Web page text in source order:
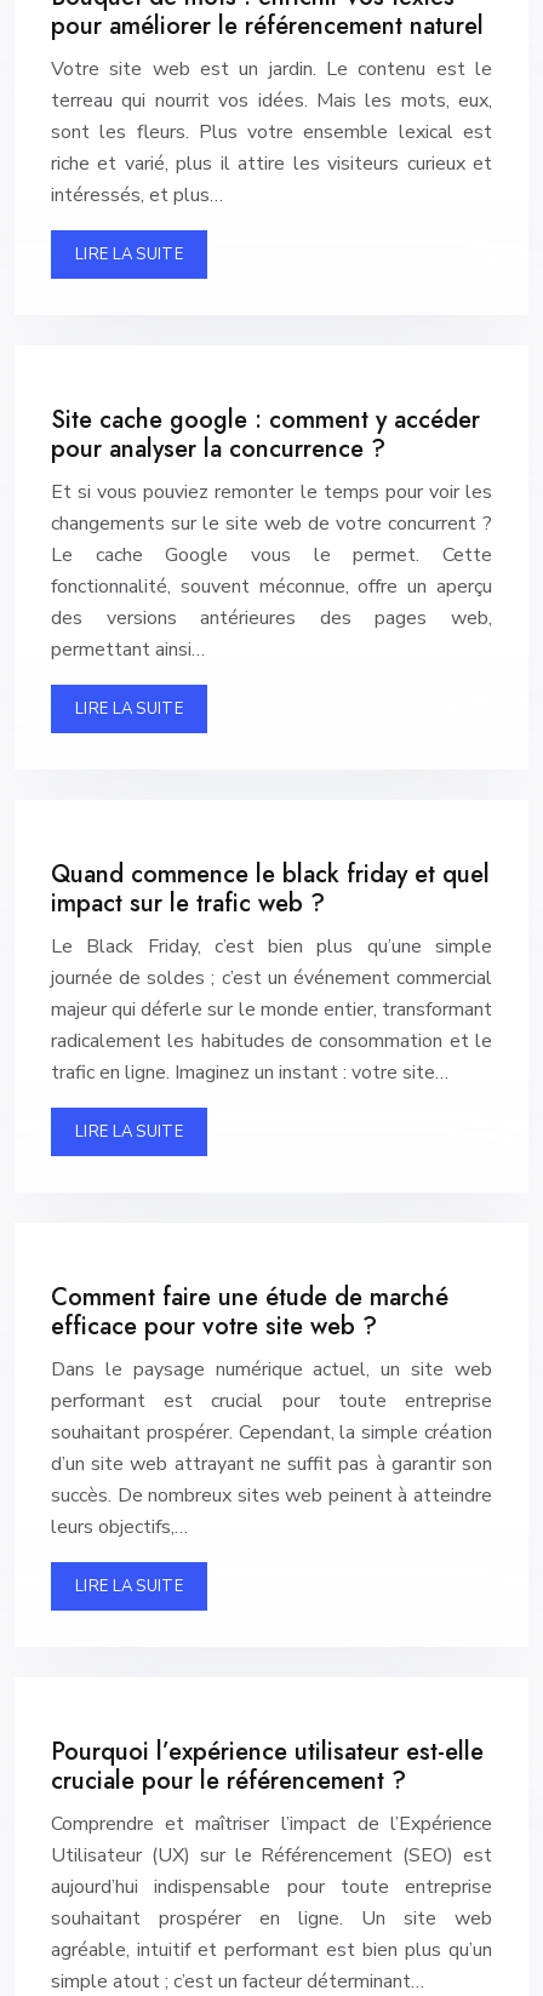
pour améliorer le référencement naturel
Votre site web est un jardin. Le contenu est le
terreau qui nourrit vos idées. Mais les mots, eux,
sont les fleurs. Plus votre ensemble lexical est
riche et varié, plus il attire les visiteurs curieux et
intéressés, et plus…
LIRE LA SUITE
Site cache google : comment y accéder
pour analyser la concurrence ?
Et si vous pouviez remonter le temps pour voir les
changements sur le site web de votre concurrent ?
Le cache Google vous le permet. Cette
fonctionnalité, souvent méconnue, offre un aperçu
des versions antérieures des pages web,
permettant ainsi…
LIRE LA SUITE
Quand commence le black friday et quel
impact sur le trafic web ?
Le Black Friday, c’est bien plus qu’une simple
journée de soldes ; c’est un événement commercial
majeur qui déferle sur le monde entier, transformant
radicalement les habitudes de consommation et le
trafic en ligne. Imaginez un instant : votre site…
LIRE LA SUITE
Comment faire une étude de marché
efficace pour votre site web ?
Dans le paysage numérique actuel, un site web
performant est crucial pour toute entreprise
souhaitant prospérer. Cependant, la simple création
d’un site web attrayant ne suffit pas à garantir son
succès. De nombreux sites web peinent à atteindre
leurs objectifs,…
LIRE LA SUITE
Pourquoi l’expérience utilisateur est-elle
cruciale pour le référencement ?
Comprendre et maîtriser l’impact de l’Expérience
Utilisateur (UX) sur le Référencement (SEO) est
aujourd’hui indispensable pour toute entreprise
souhaitant prospérer en ligne. Un site web
agréable, intuitif et performant est bien plus qu’un
simple atout ; c’est un facteur déterminant…